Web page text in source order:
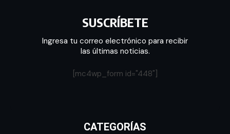
SUSCRÍBETE
Ingresa tu correo electrónico para recibir
las últimas noticias.
[mc4wp_form id="448"]
CATEGORÍAS